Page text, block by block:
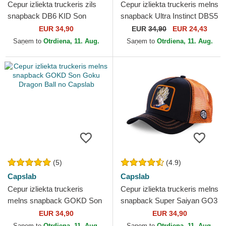
Cepur izliekta truckeris zils
snapback DB6 KID Son
Goku Dragon Ball no
Capslab
EUR 34,90
Saņem to Otrdiena, 11. Aug.
Cepur izliekta truckeris melns
snapback Ultra Instinct DBS5
SIG Son Goku Dragon Ball
no Capslab
EUR 34,90 EUR 24,43
Saņem to Otrdiena, 11. Aug.
(5)
Capslab
Cepur izliekta truckeris
melns snapback GOKD Son
Goku Dragon Ball no
Capslab
EUR 34,90
(4.9)
Capslab
Cepur izliekta truckeris melns
snapback Super Saiyan GO3
Son Goku Dragon Ball no
Capslab
EUR 34,90